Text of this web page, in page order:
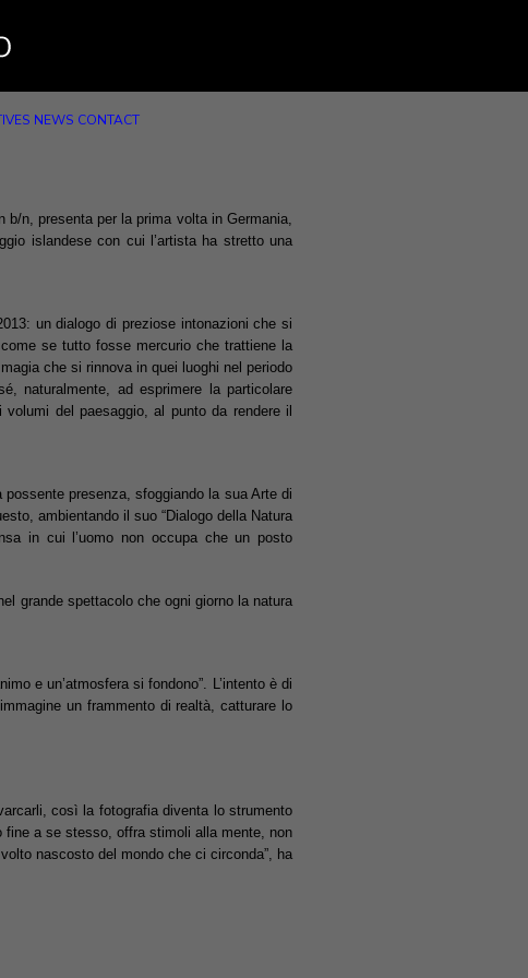
NEWS CONTACT
b/n, presenta per la prima volta in Germania,
islandese con cui l’artista ha stretto una
un dialogo di preziose intonazioni che si
se tutto fosse mercurio che trattiene la
che si rinnova in quei luoghi nel periodo
naturalmente, ad esprimere la particolare
del paesaggio, al punto da rendere il
presenza, sfoggiando la sua Arte di
ambientando il suo “Dialogo della Natura
in cui l’uomo non occupa che un posto
grande spettacolo che ogni giorno la natura
e un’atmosfera si fondono”. L’intento è di
un frammento di realtà, catturare lo
così la fotografia diventa lo strumento
fine a se stesso, offra stimoli alla mente, non
nascosto del mondo che ci circonda”, ha